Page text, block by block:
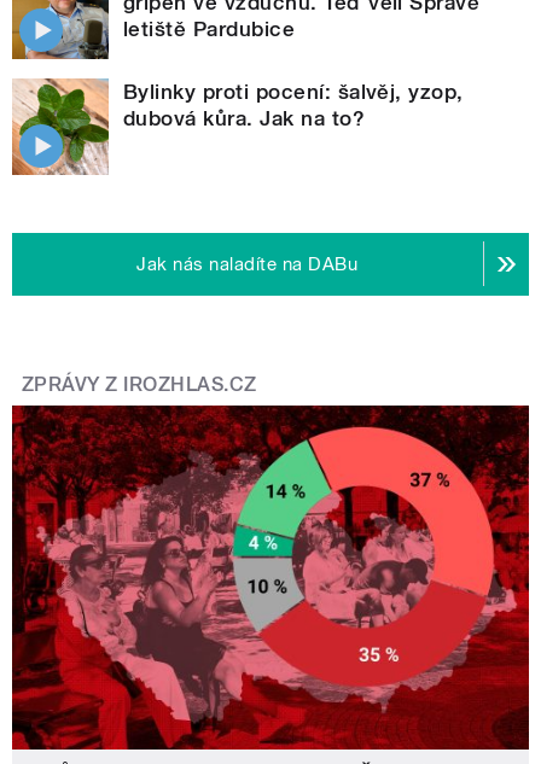
letiště Pardubice
Bylinky proti pocení: šalvěj, yzop,
dubová kůra. Jak na to?
Jak nás naladíte na DABu
ZPRÁVY Z IROZHLAS.CZ